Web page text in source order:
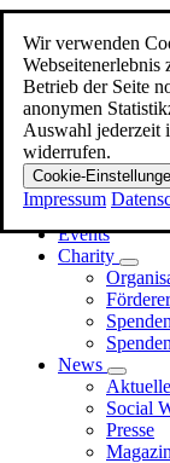
Wir verwenden
Webseitenerlebnis
Betrieb der Seite
anonymen
Auswahl jederzeit
widerrufen.
Cookie-
Impressum
Zum Hauptinhalt
Menü
Home
Promi-
Business-
Events
Charity
News
Social
Presse